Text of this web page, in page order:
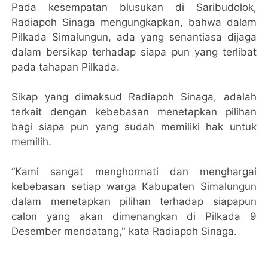
Pada kesempatan blusukan di Saribudolok,
Radiapoh Sinaga mengungkapkan, bahwa dalam
Pilkada Simalungun, ada yang senantiasa dijaga
dalam bersikap terhadap siapa pun yang terlibat
pada tahapan Pilkada.
Sikap yang dimaksud Radiapoh Sinaga, adalah
terkait dengan kebebasan menetapkan pilihan
bagi siapa pun yang sudah memiliki hak untuk
memilih.
“Kami sangat menghormati dan menghargai
kebebasan setiap warga Kabupaten Simalungun
dalam menetapkan pilihan terhadap siapapun
calon yang akan dimenangkan di Pilkada 9
Desember mendatang," kata Radiapoh Sinaga.